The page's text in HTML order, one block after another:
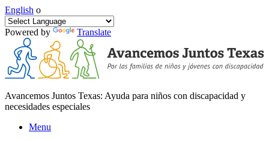
English o
Powered by Translate
Avancemos Juntos Texas: Ayuda para niños con discapacidad y
necesidades especiales
Menu